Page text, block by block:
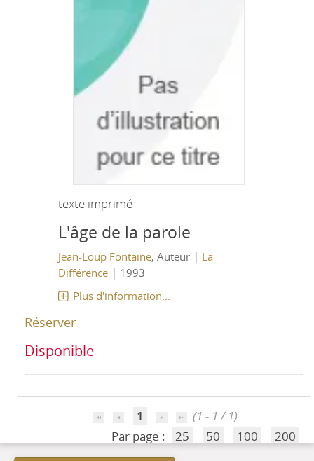
texte imprimé
L'âge de la parole
Jean-Loup Fontaine, Auteur | La
Différence| 1993
Plus d'information...
Réserver
Disponible
1
(1 - 1 / 1)
Par page :
25 50 100 200